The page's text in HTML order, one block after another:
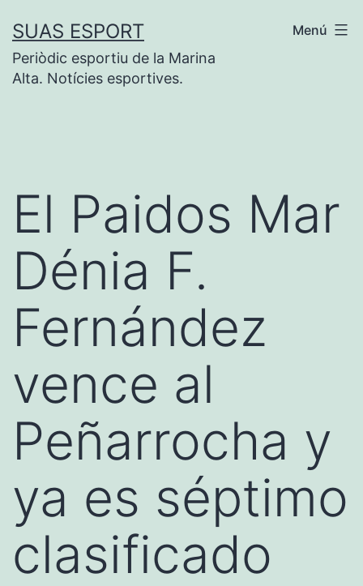
contenido
SUAS ESPORT
Periòdic esportiu de la Marina
Alta. Notícies esportives.
Menú
El Paidos Mar
Dénia F.
Fernández
vence al
Peñarrocha y
ya es séptimo
clasificado